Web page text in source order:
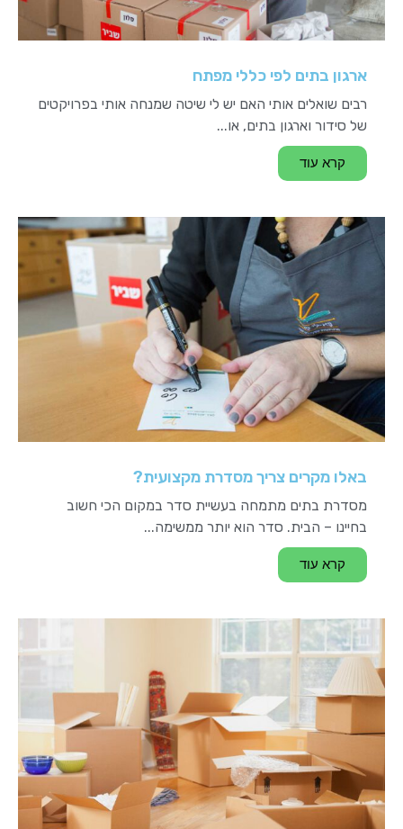
ארגון בתים לפי כללי מפתח
רבים שואלים אותי האם יש לי שיטה שמנחה אותי בפרויקטים
של סידור וארגון בתים, או...
קרא עוד
באלו מקרים צריך מסדרת מקצועית?
מסדרת בתים מתמחה בעשיית סדר במקום הכי חשוב
בחיינו – הבית. סדר הוא יותר ממשימה...
קרא עוד